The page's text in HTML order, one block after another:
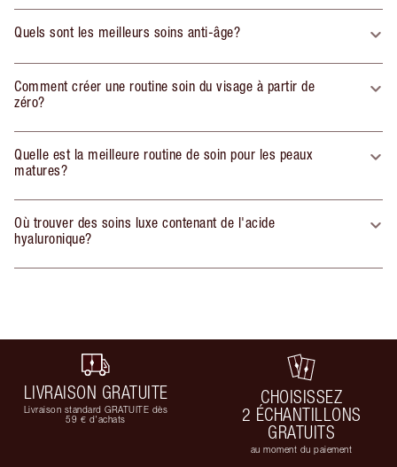
Quels sont les meilleurs soins anti-âge?
Comment créer une routine soin du visage à partir de
zéro?
Quelle est la meilleure routine de soin pour les peaux
matures?
Où trouver des soins luxe contenant de l'acide
hyaluronique?
LIVRAISON GRATUITE
Livraison standard GRATUITE dès
59 € d'achats
CHOISISSEZ
2 ÉCHANTILLONS
GRATUITS
au moment du paiement